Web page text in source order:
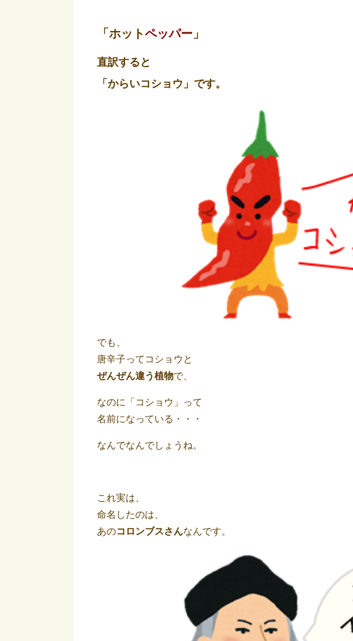
「ホットペッパー 」
直訳すると
「からいコショウ」です。
でも、
唐辛子ってコショウと
ぜんぜん違う植物で、
なのに「コショウ」って
名前になっている・・・
なんでなんでしょうね。
これ実は、
命名したのは、
あのコロンブスさんなんです。